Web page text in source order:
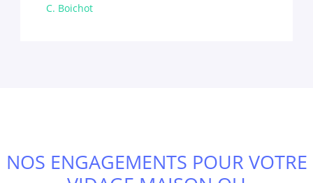
C. Boichot
NOS ENGAGEMENTS POUR VOTRE